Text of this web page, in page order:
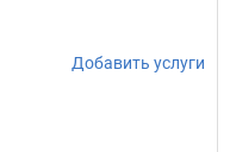
Добавить услуги